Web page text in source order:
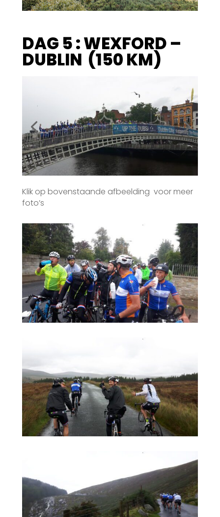
DAG 5 : WEXFORD –
DUBLIN (150 KM)
Klik op bovenstaande afbeelding voor meer
foto’s